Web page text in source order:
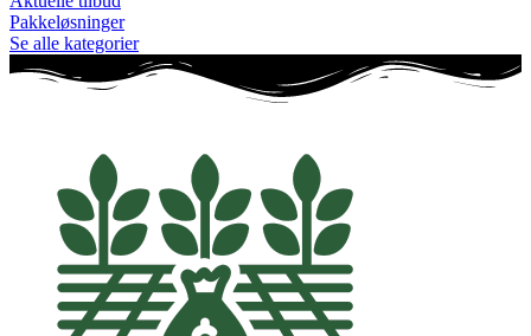
Pakkeløsninger
Se alle kategorier